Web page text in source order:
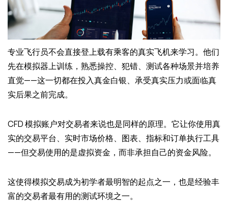
专业飞行员不会直接登上载有乘客的真实飞机来学习。他们
先在模拟器上训练，熟悉操控、犯错、测试各种场景并培养
直觉——这一切都在投入真金白银、承受真实压力或面临真
实后果之前完成。
CFD 模拟账户对交易者来说也是同样的原理。它让你使用真
实的交易平台、实时市场价格、图表、指标和订单执行工具
——但交易使用的是虚拟资金，而非承担自己的资金风险。
这使得模拟交易成为初学者最明智的起点之一，也是经验丰
富的交易者最有用的测试环境之一。